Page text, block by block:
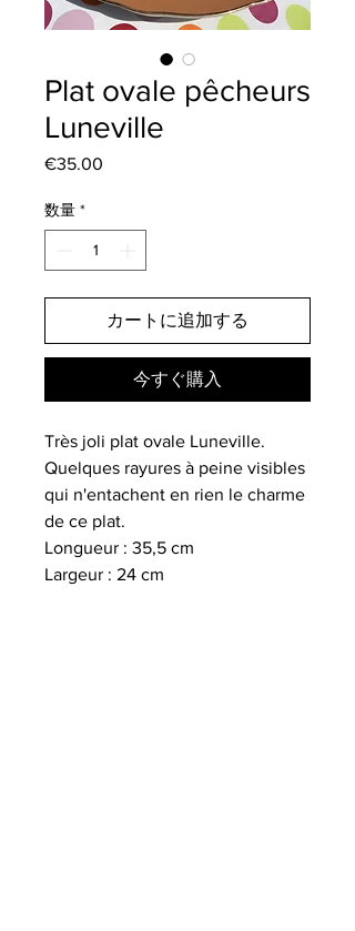
Plat ovale pêcheurs
Luneville
€35.00
数量 *
カートに追加する
今すぐ購入
Très joli plat ovale Luneville.
Quelques rayures à peine visibles
qui n'entachent en rien le charme
de ce plat.
Longueur : 35,5 cm
Largeur : 24 cm